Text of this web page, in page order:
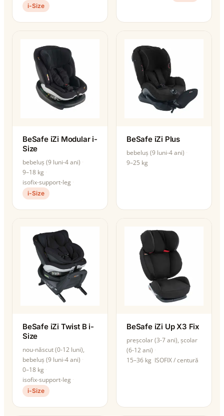
i-Size
BeSafe iZi Modular i-
Size
bebeluș (9 luni-4 ani)
9–18 kg
isofix-support-leg
i-Size
BeSafe iZi Plus
bebeluș (9 luni-4 ani)
9–25 kg
BeSafe iZi Twist B i-
Size
nou-născut (0-12 luni),
bebeluș (9 luni-4 ani)
0–18 kg
isofix-support-leg
i-Size
BeSafe iZi Up X3 Fix
preșcolar (3-7 ani), școlar
(6-12 ani)
15–36 kg ISOFIX / centură